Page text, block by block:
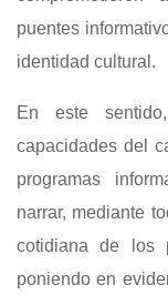
puentes
identidad cultural.
En este
capacidades del
programas
narrar, mediante
cotidiana de los
poniendo en